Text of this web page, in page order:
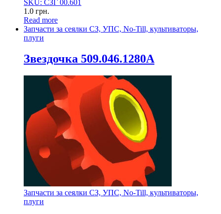
SKU: СЗГ 00.601
1.0 грн.
Read more
Запчасти за сеялки СЗ, УПС, No-Till, культиваторы,
плуги
Звездочка 509.046.1280А
Запчасти за сеялки СЗ, УПС, No-Till, культиваторы,
плуги